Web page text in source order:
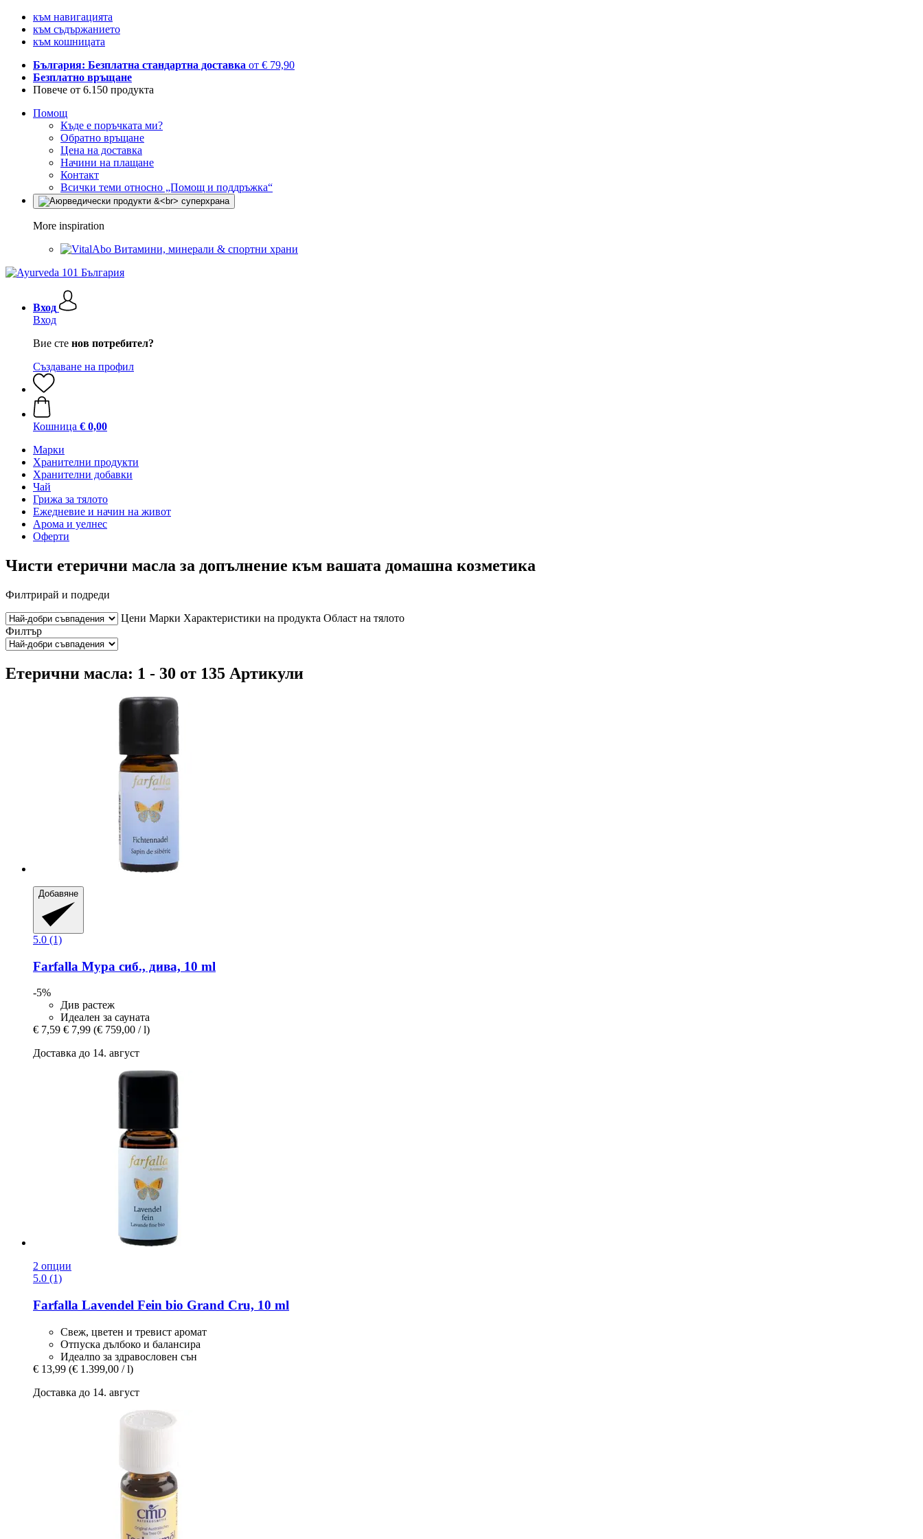
към навигацията
към съдържанието
към кошницата
България: Безплатна стандартна доставка от € 79,90
Безплатно връщане
Повече от 6.150 продукта
Помощ
Къде е поръчката ми?
Обратно връщане
Цена на доставка
Начини на плащане
Контакт
Всички теми относно „Помощ и поддръжка“
More inspiration
Витамини, минерали & спортни храни
Вход
Вход
Вие сте нов потребител?
Създаване на профил
Кошница € 0,00
Марки
Хранителни продукти
Хранителни добавки
Чай
Грижа за тялото
Ежедневие и начин на живот
Арома и уелнес
Оферти
Чисти етерични масла за допълнение към вашата домашна козметика
Филтрирай и подреди
Цени Марки Характеристики на продукта Област на тялото
Филтър
Етерични масла: 1 - 30 от 135 Артикули
Добавяне
5.0 (1)
Farfalla Мура сиб., дива, 10 ml
-5%
Див растеж
Идеален за сауната
€ 7,59 € 7,99 (€ 759,00 / l)
Доставка до 14. август
2 опции
5.0 (1)
Farfalla Lavendel Fein bio Grand Cru, 10 ml
Свеж, цветен и тревист аромат
Отпуска дълбоко и балансира
Идеалno за здравословен сън
€ 13,99 (€ 1.399,00 / l)
Доставка до 14. август